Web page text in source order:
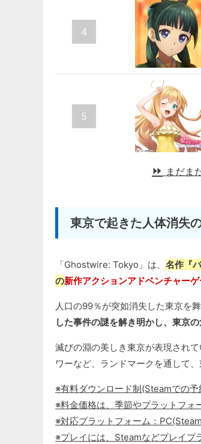
4
5
まだま
東京で起きた人体消失
「Ghostwire: Tokyo」は、 名作『
の新作アクションアドベンチャー
人口の99％が突如消失した東京を
した事件の謎を解き明かし、東京
滅びの淵の美しき東京が表現され
ワーなど、ランドマークを通して
※有料ダウンロード制(Steamでの
※料金価格は、季節やプラットフォ
※対応プラットフォーム：
※プレイには、Steamなどプレイプ